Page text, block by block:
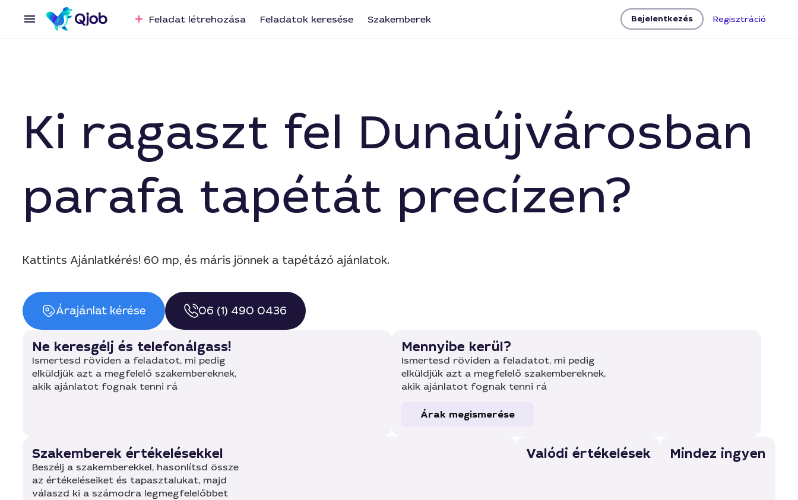
Feladat létrehozása Feladatok keresése Szakemberek Bejelentkezés Regisztráció
Ki ragaszt fel Dunaújvárosban
parafa tapétát precízen?
Kattints Ajánlatkérés! 60 mp, és máris jönnek a tapétázó ajánlatok.
Árajánlat kérése 06 (1) 490 0436
Ne keresgélj és telefonálgass!
Ismertesd röviden a feladatot, mi pedig
elküldjük azt a megfelelő szakembereknek,
akik ajánlatot fognak tenni rá
Mennyibe kerül?
Ismertesd röviden a feladatot, mi pedig
elküldjük azt a megfelelő szakembereknek,
akik ajánlatot fognak tenni rá
Árak megismerése
Szakemberek értékelésekkel
Beszélj a szakemberekkel, hasonlítsd össze
az értékeléseiket és tapasztalukat, majd
válaszd ki a számodra legmegfelelőbbet
Valódi értékelések Mindez ingyen